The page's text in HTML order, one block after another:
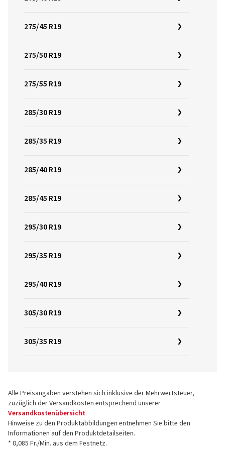
275/45 R19
275/50 R19
275/55 R19
285/30 R19
285/35 R19
285/40 R19
285/45 R19
295/30 R19
295/35 R19
295/40 R19
305/30 R19
305/35 R19
Alle Preisangaben verstehen sich inklusive der Mehrwertsteuer,
zuzüglich der Versandkosten entsprechend unserer
Versandkostenübersicht.
Hinweise zu den Produktabbildungen entnehmen Sie bitte den
Informationen auf den Produktdetailseiten.
* 0,085 Fr./Min. aus dem Festnetz.